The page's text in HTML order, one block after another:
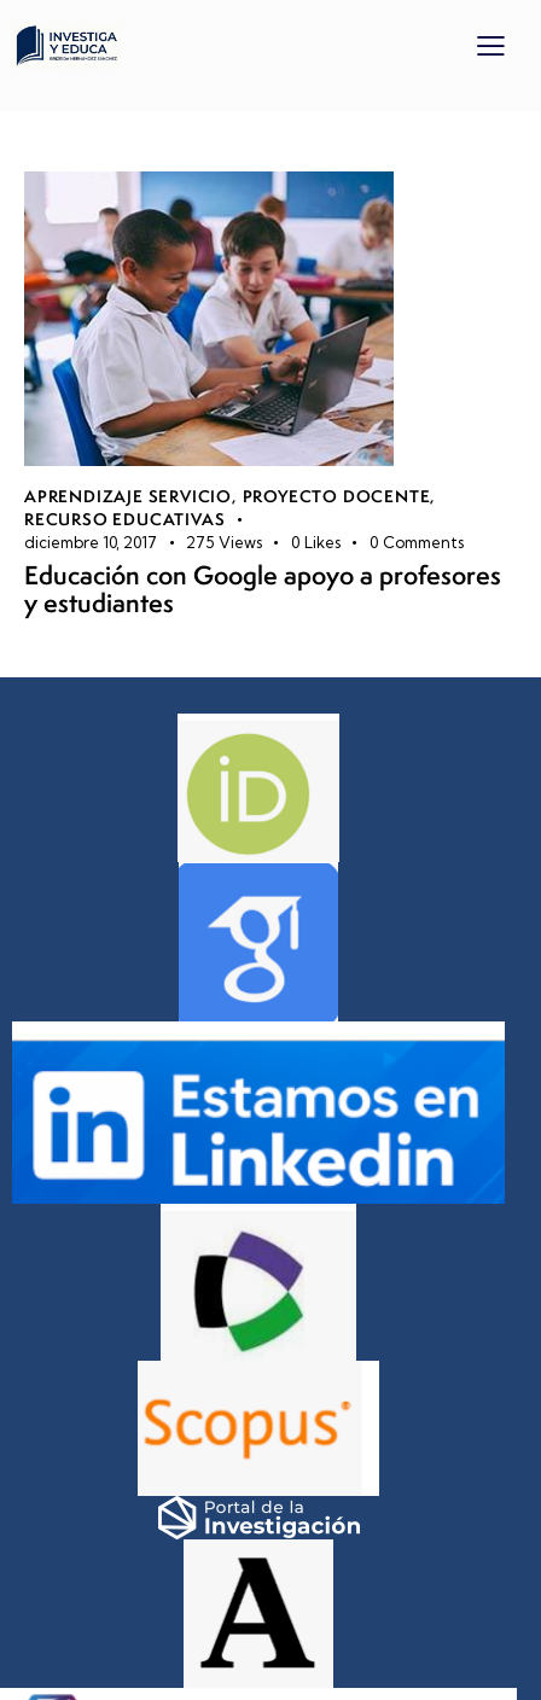
APRENDIZAJE SERVICIO, PROYECTO DOCENTE,
RECURSO EDUCATIVAS
diciembre 10, 2017 275 Views 0 Likes 0 Comments
Educación con Google apoyo a profesores
y estudiantes